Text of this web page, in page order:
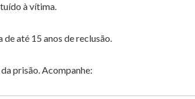
à vítima.
até 15 anos de reclusão.
prisão. Acompanhe: